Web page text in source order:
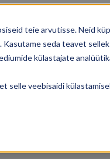
teie arvutisse. Neid
Kasutame seda teavet
külastajate
selle veebisaidi